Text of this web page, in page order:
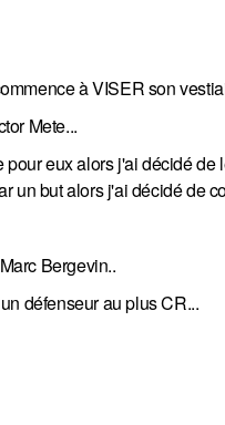
à VISER son
Mete...
pour eux alors j'ai décidé
un but alors j'ai décidé de
Bergevin..
défenseur au plus CR...